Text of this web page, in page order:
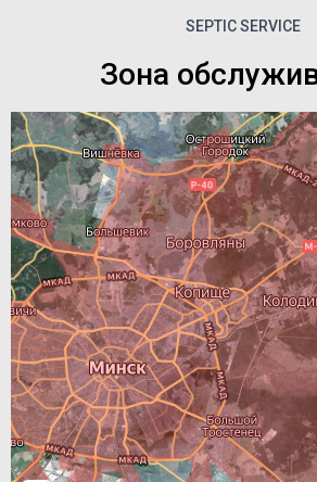
SEPTIC SERVICE
Зона